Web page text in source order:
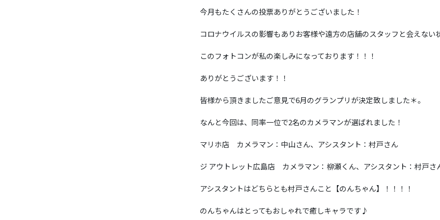
今月もたくさんの投票ありがとうございました！
コロナウイルスの影響もありお客様や遠方の店舗のスタッフと会えない
このフォトコンが私の楽しみになっております！！！
ありがとうございます！！
皆様から頂きましたご意見で6月のグランプリが決定致しました＊。
なんと今回は、同率一位で2名のカメラマンが選ばれました！
マリホ店 カメラマン：中山さん、アシスタント：村戸さん
ジ アウトレット広島店 カメラマン：柳瀬くん、アシスタント：村戸さ
アシスタントはどちらとも村戸さんこと【のんちゃん】！！！！
のんちゃんはとってもおしゃれで癒しキャラです♪